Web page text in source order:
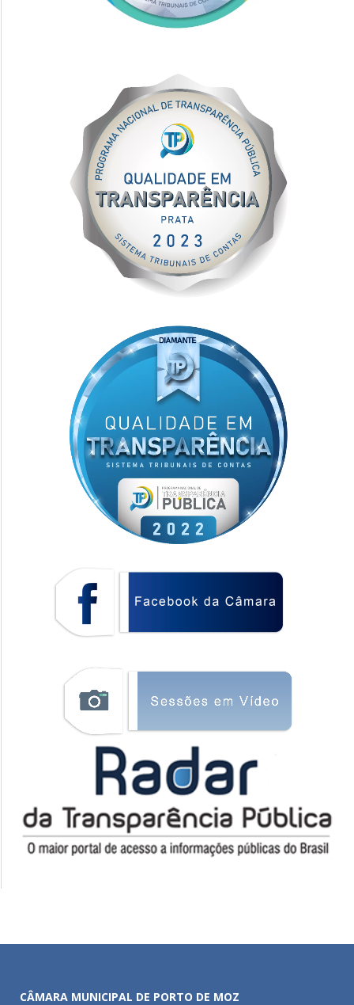
CÂMARA MUNICIPAL DE PORTO DE MOZ